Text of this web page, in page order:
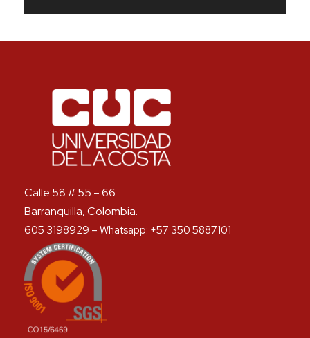
Calle 58 # 55 – 66.
Barranquilla, Colombia.
605 3198929 – Whatsapp: +57 350 5887101